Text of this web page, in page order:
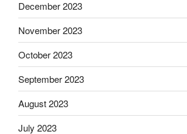
December 2023
November 2023
October 2023
September 2023
August 2023
July 2023